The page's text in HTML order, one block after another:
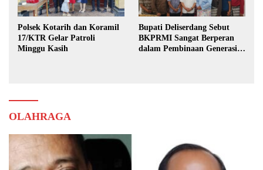
Polsek Kotarih dan Koramil
17/KTR Gelar Patroli
Minggu Kasih
Bupati Deliserdang Sebut
BKPRMI Sangat Berperan
dalam Pembinaan Generasi
OLAHRAGA